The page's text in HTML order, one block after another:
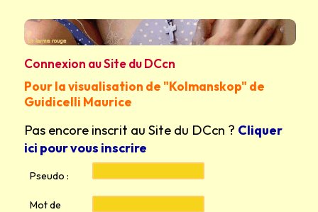
Connexion au Site du DCcn
Pour la visualisation de "Kolmanskop" de
Guidicelli Maurice
Pas encore inscrit au Site du DCcn ? Cliquer
ici pour vous inscrire
Pseudo :
Mot de